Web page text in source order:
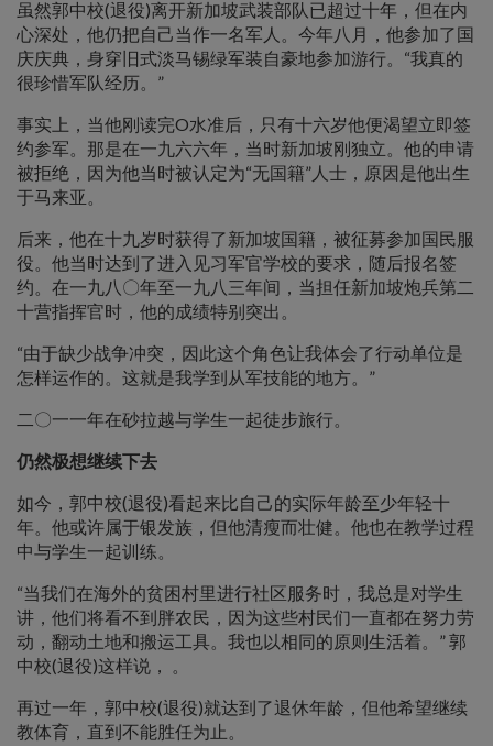
虽然郭中校(退役)离开新加坡武装部队已超过十年，但在内
心深处，他仍把自己当作一名军人。今年八月，他参加了国
庆庆典，身穿旧式淡马锡绿军装自豪地参加游行。“我真的
很珍惜军队经历。”
事实上，当他刚读完O水准后，只有十六岁他便渴望立即签
约参军。那是在一九六六年，当时新加坡刚独立。他的申请
被拒绝，因为他当时被认定为“无国籍”人士，原因是他出生
于马来亚。
后来，他在十九岁时获得了新加坡国籍，被征募参加国民服
役。他当时达到了进入见习军官学校的要求，随后报名签
约。在一九八〇年至一九八三年间，当担任新加坡炮兵第二
十营指挥官时，他的成绩特别突出。
“由于缺少战争冲突，因此这个角色让我体会了行动单位是
怎样运作的。这就是我学到从军技能的地方。”
二〇一一年在砂拉越与学生一起徒步旅行。
仍然极想继续下去
如今，郭中校(退役)看起来比自己的实际年龄至少年轻十
年。他或许属于银发族，但他清瘦而壮健。他也在教学过程
中与学生一起训练。
“当我们在海外的贫困村里进行社区服务时，我总是对学生
讲，他们将看不到胖农民，因为这些村民们一直都在努力劳
动，翻动土地和搬运工具。我也以相同的原则生活着。” 郭
中校(退役)这样说， 。
再过一年，郭中校(退役)就达到了退休年龄，但他希望继续
教体育，直到不能胜任为止。